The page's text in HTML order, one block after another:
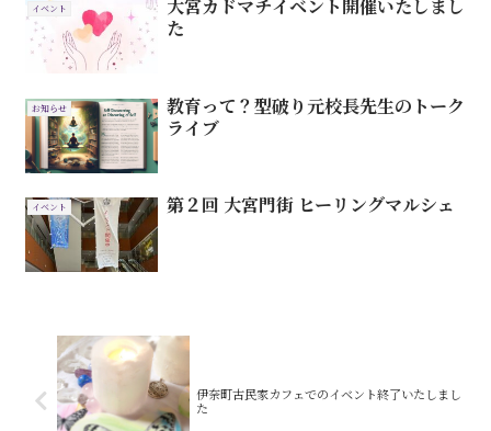
イベント
大宮カドマチイベント開催いたしまし
た
お知らせ
教育って？型破り元校長先生のトーク
ライブ
イベント 第２回 大宮門街 ヒーリングマルシェ
伊奈町古民家カフェでのイベント終了いたしまし
た